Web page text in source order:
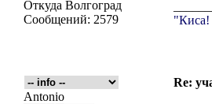
Откуда Волгоград
Сообщений: 2579
"Киса!
Re:
Antonio